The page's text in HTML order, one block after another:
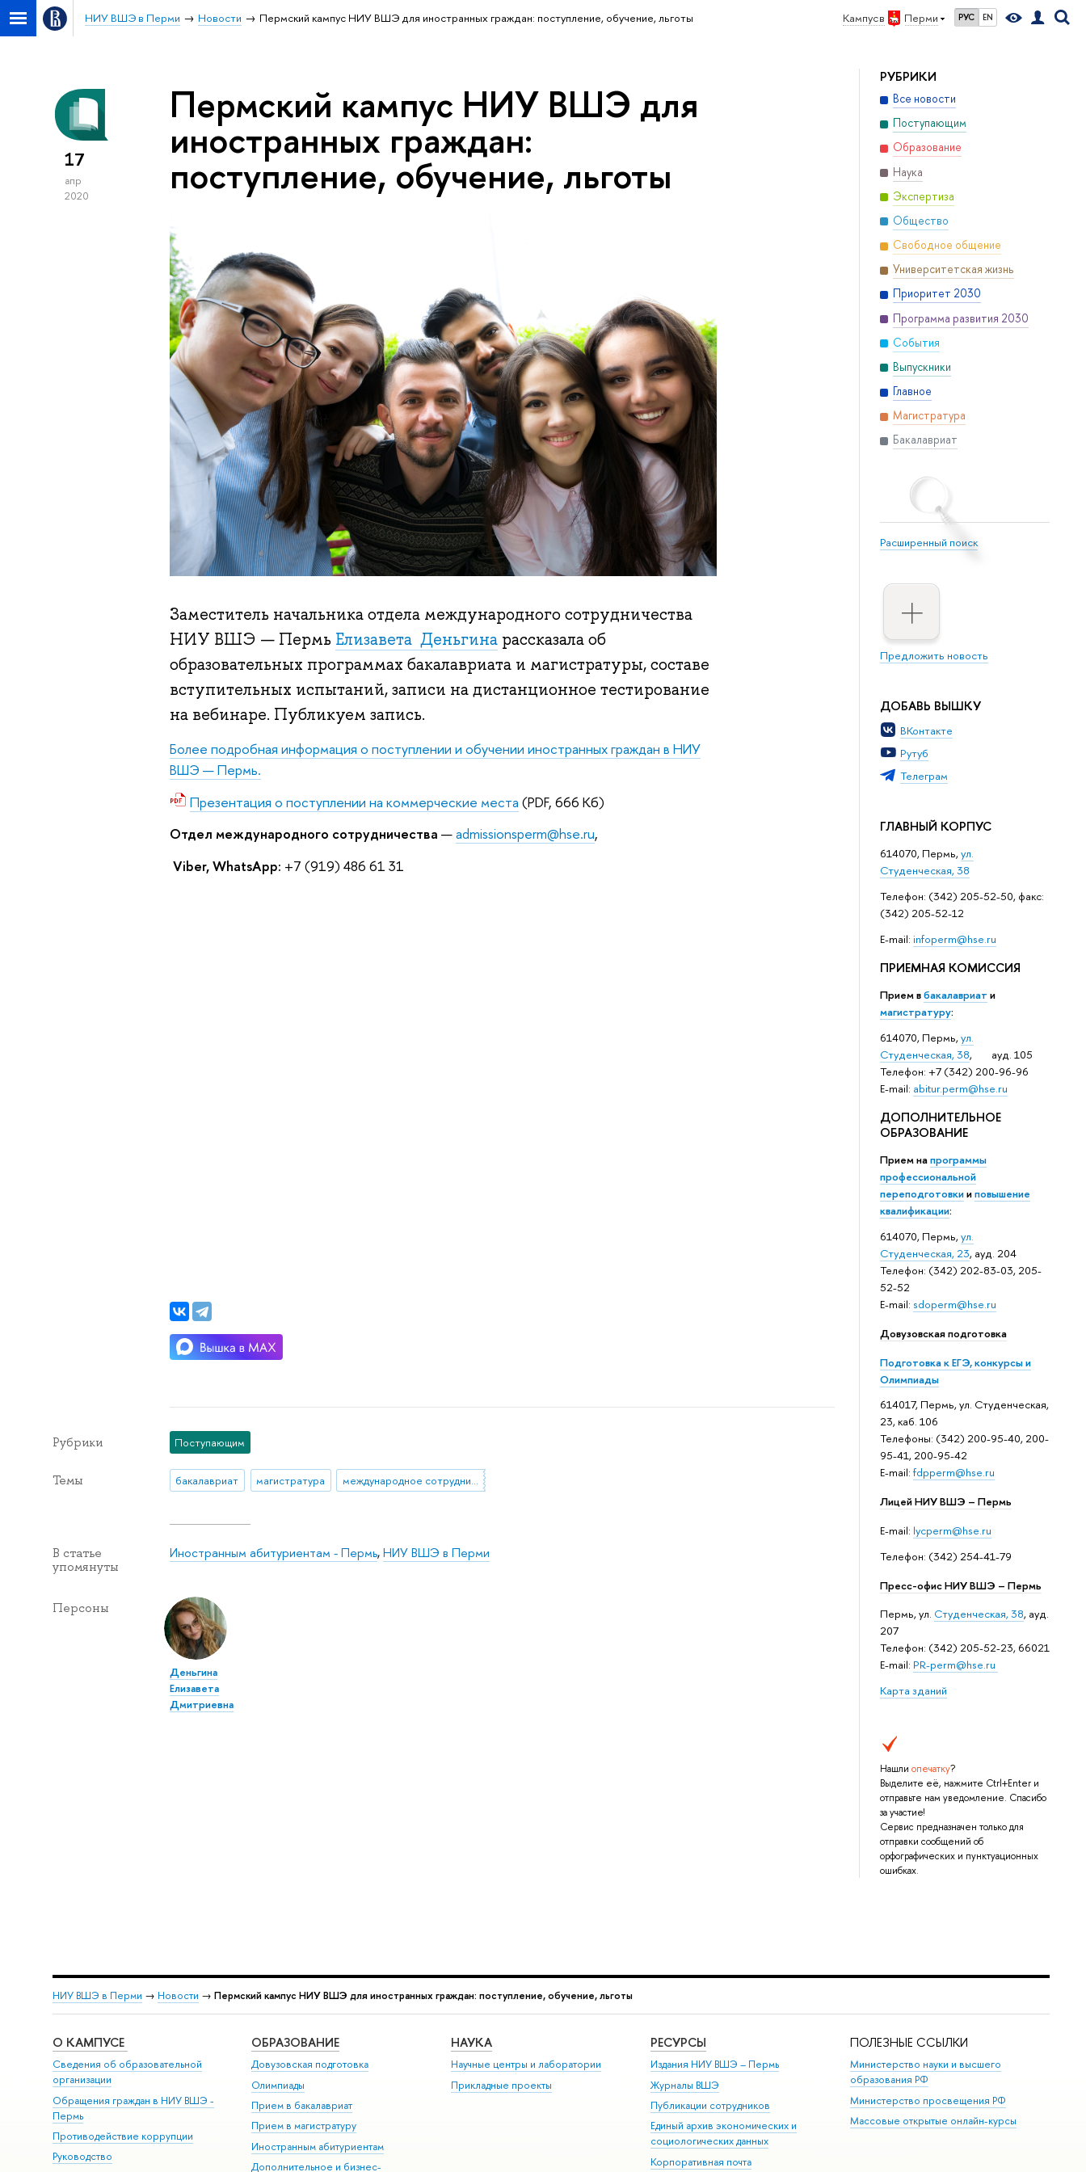
Кампус в Перми РУС EN
НИУ ВШЭ в Перми Новости Пермский кампус НИУ ВШЭ для иностранных граждан: поступление, обучение, льготы
РУБРИКИ
Все новости
Поступающим
Образование
Наука
Экспертиза
Общество
Свободное общение
Университетская жизнь
Приоритет 2030
Программа развития 2030
События
Выпускники
Главное
Магистратура
Бакалавриат
Расширенный поиск
Предложить новость
ДОБАВЬ ВЫШКУ
ВКонтакте
Рутуб
Телеграм
ГЛАВНЫЙ КОРПУС
614070, Пермь,ул.
Студенческая, 38
Телефон: (342) 205-52-50, факс:
(342) 205-52-12
Е-mail: infoperm@hse.ru
ПРИЕМНАЯ КОМИССИЯ
Прием вбакалавриат и
магистратуру:
614070, Пермь,ул.
Студенческая, 38, ауд. 105
Телефон: +7 (342) 200-96-96
E-mail: abitur.perm@hse.ru
ДОПОЛНИТЕЛЬНОЕ
ОБРАЗОВАНИЕ
Прием напрограммы
профессиональной
переподготовкииповышение
квалификации:
614070, Пермь,ул.
Студенческая, 23, ауд. 204
Телефон: (342) 202-83-03, 205-
52-52
E-mail: sdoperm@hse.ru
Довузовская подготовка
Подготовка к ЕГЭ, конкурсы и
Олимпиады
614017, Пермь, ул. Студенческая,
23, каб. 106
Телефоны: (342) 200-95-40, 200-
95-41, 200-95-42
E-mail: fdpperm@hse.ru
Лицей НИУ ВШЭ – Пермь
E-mail: lycperm@hse.ru
Телефон: (342) 254-41-79
Пресс-офис НИУ ВШЭ – Пермь
Пермь, ул. Студенческая, 38, ауд.
207
Телефон: (342) 205-52-23, 66021
E-mail: PR-perm@hse.ru
Карта зданий
Нашли опечатку?
Выделите её, нажмите Ctrl+Enter и
отправьте нам уведомление. Спасибо
за участие!
Сервис предназначен только для
отправки сообщений об
орфографических и пунктуационных
ошибках.
17
апр
2020
Пермский кампус НИУ ВШЭ для
иностранных граждан:
поступление, обучение, льготы
Заместитель начальника отдела международного сотрудничества
НИУ ВШЭ — Пермь Елизавета Деньгинарассказала об
образовательных программах бакалавриата и магистратуры, составе
вступительных испытаний, записи на дистанционное тестирование
на вебинаре. Публикуем запись.
Более подробная информация о поступлении и обучении иностранных граждан в НИУ
ВШЭ — Пермь.
Презентация о поступлении на коммерческие места (PDF, 666 Кб)
Отдел международного сотрудничества —admissionsperm@hse.ru,
Viber, WhatsApp: +7 (919) 486 61 31
Рубрики Поступающим
Темы бакалавриат магистратура международное сотрудничество
В статье
упомянуты
Иностранным абитуриентам - Пермь,НИУ ВШЭ в Перми
Персоны
Деньгина
Елизавета
Дмитриевна
НИУ ВШЭ в Перми → Новости → Пермский кампус НИУ ВШЭ для иностранных граждан: поступление, обучение, льготы
О КАМПУСЕ
Сведения об образовательной
организации
Обращения граждан в НИУ ВШЭ -
Пермь
Противодействие коррупции
Руководство
ОБРАЗОВАНИЕ
Довузовская подготовка
Олимпиады
Прием в бакалавриат
Прием в магистратуру
Иностранным абитуриентам
Дополнительное и бизнес-
НАУКА
Научные центры и лаборатории
Прикладные проекты
РЕСУРСЫ
Издания НИУ ВШЭ ­– Пермь
Журналы ВШЭ
Публикации сотрудников
Единый архив экономических и
социологических данных
Корпоративная почта
ПОЛЕЗНЫЕ ССЫЛКИ
Министерство науки и высшего
образования РФ
Министерство просвещения РФ
Массовые открытые онлайн-курсы